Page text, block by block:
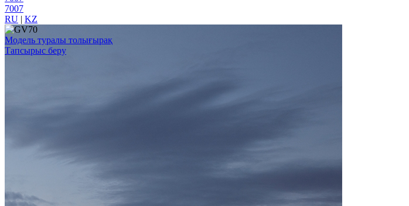
7007
RU | KZ
Модель туралы толығырақ
Тапсырыс беру